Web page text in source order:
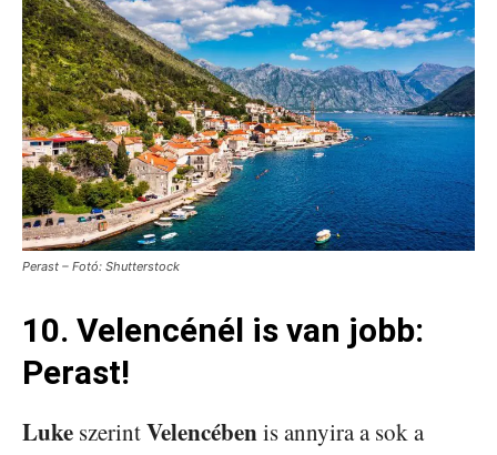
Perast – Fotó: Shutterstock
10. Velencénél is van jobb:
Perast!
Luke szerintVelencébenis annyira a sok a